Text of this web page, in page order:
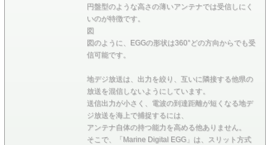
円盤型のような高さの薄いアンテナでは受信しにく
いのが特徴です。
図
図のように、EGGの形状は360°どの方向からでも受
信可能です。
地デジ放送は、出力を絞り、互いに隣接する他県の
放送を混信しないようにしています。
送信出力が小さく、電波の到達距離が短くなる地デ
ジ放送を海上で捕捉するには、
アンテナ自体の持つ能力を高める他ありません。
そこで、「Marine Digital EGG」は、スリット方式